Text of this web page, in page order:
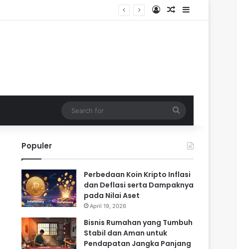
Log InRandom Article
Sidebar
for
Populer
Perbedaan Koin Kripto Inflasi
dan Deflasi serta Dampaknya
pada Nilai Aset
April 19, 2026
Bisnis Rumahan yang Tumbuh
Stabil dan Aman untuk
Pendapatan Jangka Panjang